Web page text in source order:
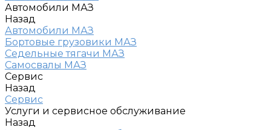
Автомобили МАЗ
Назад
Автомобили МАЗ
Бортовые грузовики МАЗ
Седельные тягачи МАЗ
Самосвалы МАЗ
Сервис
Назад
Сервис
Услуги и сервисное обслуживание
Назад